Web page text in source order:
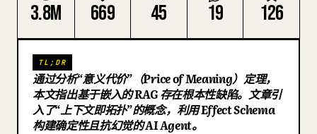
下载
博客
3.8M 669 45 19 126
TL;DR
通过分析“意义代价”（Price of Meaning）定理，
本文指出基于嵌入的 RAG 存在根本性缺陷。文章引
入了“上下文即拓扑”的概念，利用 Effect Schema
构建确定性且抗幻觉的 AI Agent。